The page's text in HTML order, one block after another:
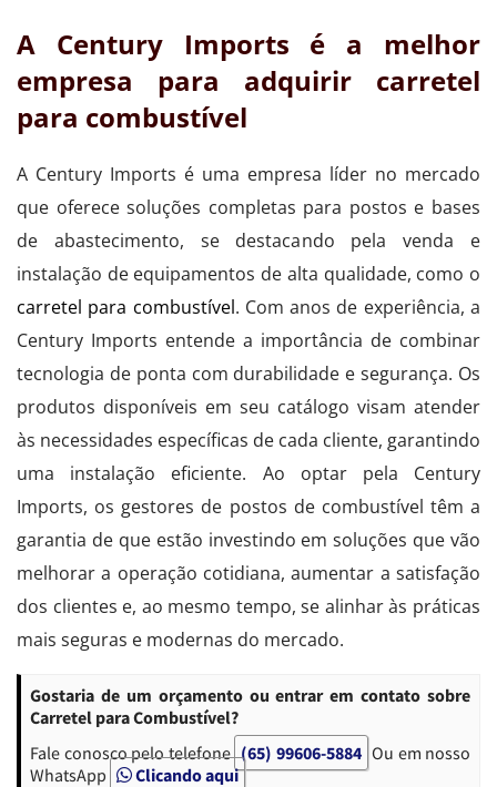
A Century Imports é a melhor
empresa para adquirir carretel
para combustível
A Century Imports é uma empresa líder no mercado
que oferece soluções completas para postos e bases
de abastecimento, se destacando pela venda e
instalação de equipamentos de alta qualidade, como o
carretel para combustível. Com anos de experiência, a
Century Imports entende a importância de combinar
tecnologia de ponta com durabilidade e segurança. Os
produtos disponíveis em seu catálogo visam atender
às necessidades específicas de cada cliente, garantindo
uma instalação eficiente. Ao optar pela Century
Imports, os gestores de postos de combustível têm a
garantia de que estão investindo em soluções que vão
melhorar a operação cotidiana, aumentar a satisfação
dos clientes e, ao mesmo tempo, se alinhar às práticas
mais seguras e modernas do mercado.
Gostaria de um orçamento ou entrar em contato sobre
Carretel para Combustível?
Fale conosco pelo telefone (65) 99606-5884 Ou em nosso
WhatsApp
Clicando aqui